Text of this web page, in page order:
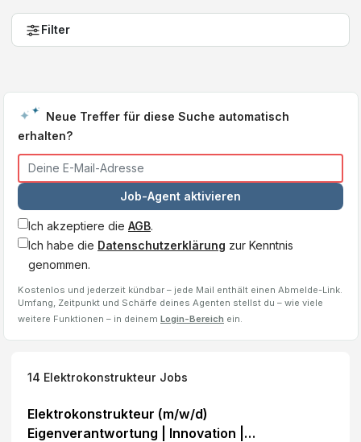
Filter
Neue Treffer für diese Suche automatisch
erhalten?
Job-Agent aktivieren
Ich akzeptiere die AGB.
Ich habe die Datenschutzerklärung zur Kenntnis
genommen.
Kostenlos und jederzeit kündbar – jede Mail enthält einen Abmelde-Link.
Umfang, Zeitpunkt und Schärfe deines Agenten stellst du – wie viele
weitere Funktionen – in deinem Login-Bereich ein.
14 Elektrokonstrukteur Jobs
Elektrokonstrukteur (m/w/d)
Eigenverantwortung | Innovation |